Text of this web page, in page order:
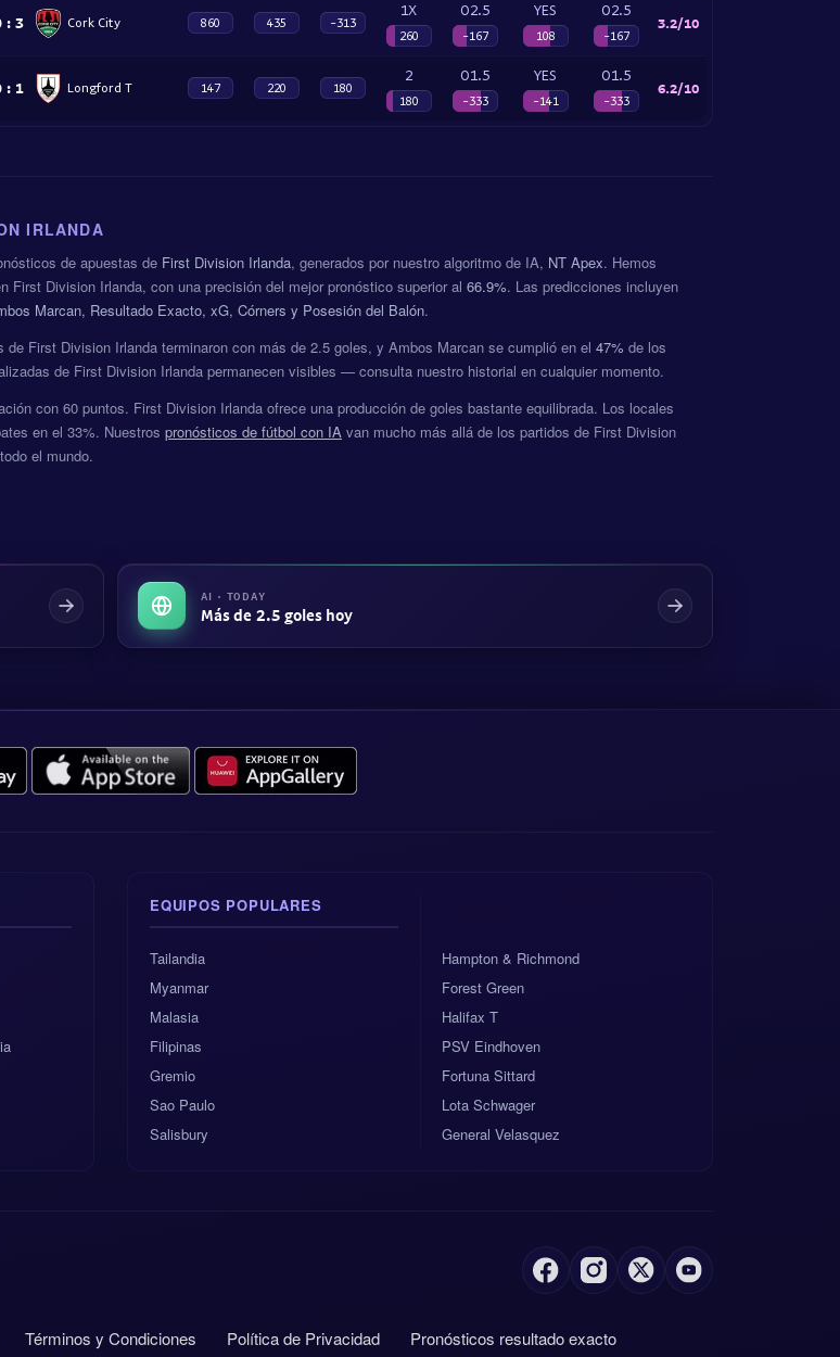
: 3 Cork City 860 435 -313
1X
260
O2.5
-167
YES
108
O2.5
-167
3.2/10
: 1 Longford T 147 220 180
2
180
O1.5
-333
YES
-141
O1.5
-333
6.2/10
IRLANDA
de apuestas de First Division Irlanda, generados por nuestro algoritmo de IA, NT Apex. Hemos
First Division Irlanda, con una precisión del mejor pronóstico superior al 66.9%. Las predicciones incluyen
Marcan, Resultado Exacto, xG, Córners y Posesión del Balón.
de First Division Irlanda terminaron con más de 2.5 goles, y Ambos Marcan se cumplió en el 47% de los
de First Division Irlanda permanecen visibles — consulta nuestro historial en cualquier momento.
con 60 puntos. First Division Irlanda ofrece una producción de goles bastante equilibrada. Los locales
en el 33%. Nuestros pronósticos de fútbol con IA van mucho más allá de los partidos de First Division
el mundo.
AI · TODAY
Más de 2.5 goles hoy
EQUIPOS POPULARES
Tailandia
Myanmar
Malasia
Filipinas
Gremio
Sao Paulo
Salisbury
Hampton & Richmond
Forest Green
Halifax T
PSV Eindhoven
Fortuna Sittard
Lota Schwager
General Velasquez
Términos y Condiciones Política de Privacidad Pronósticos resultado exacto